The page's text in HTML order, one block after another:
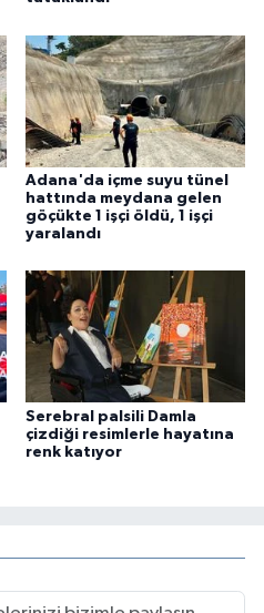
Adana'da içme suyu tünel
hattında meydana gelen
göçükte 1 işçi öldü, 1 işçi
yaralandı
Serebral palsili Damla
çizdiği resimlerle hayatına
renk katıyor